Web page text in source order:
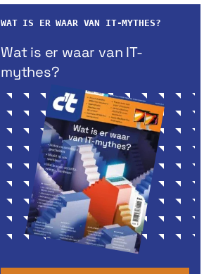
WAT IS ER WAAR VAN IT-MYTHES?
Wat is er waar van IT-
mythes?